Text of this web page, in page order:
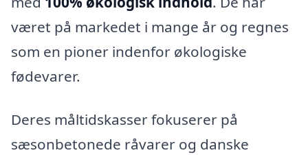
været på markedet i mange år og regnes
som en pioner indenfor økologiske
fødevarer.
Deres måltidskasser fokuserer på
sæsonbetonede råvarer og danske